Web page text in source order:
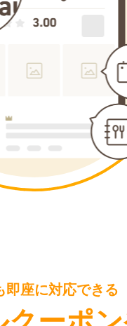
即座に対応できる